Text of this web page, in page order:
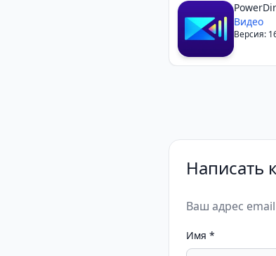
Видео
Версия:
Написать
Ваш адрес
Имя *